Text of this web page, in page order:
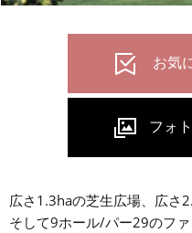
広さ1.3haの芝生広場、広さ
そして9ホール/パー29のフ